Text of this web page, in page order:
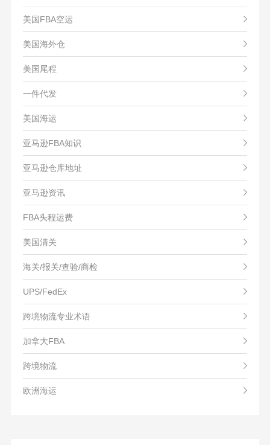
美国FBA空运
美国海外仓
美国尾程
一件代发
美国海运
亚马逊FBA知识
亚马逊仓库地址
亚马逊资讯
FBA头程运费
美国清关
海关/报关/查验/商检
UPS/FedEx
跨境物流专业术语
加拿大FBA
跨境物流
欧洲海运